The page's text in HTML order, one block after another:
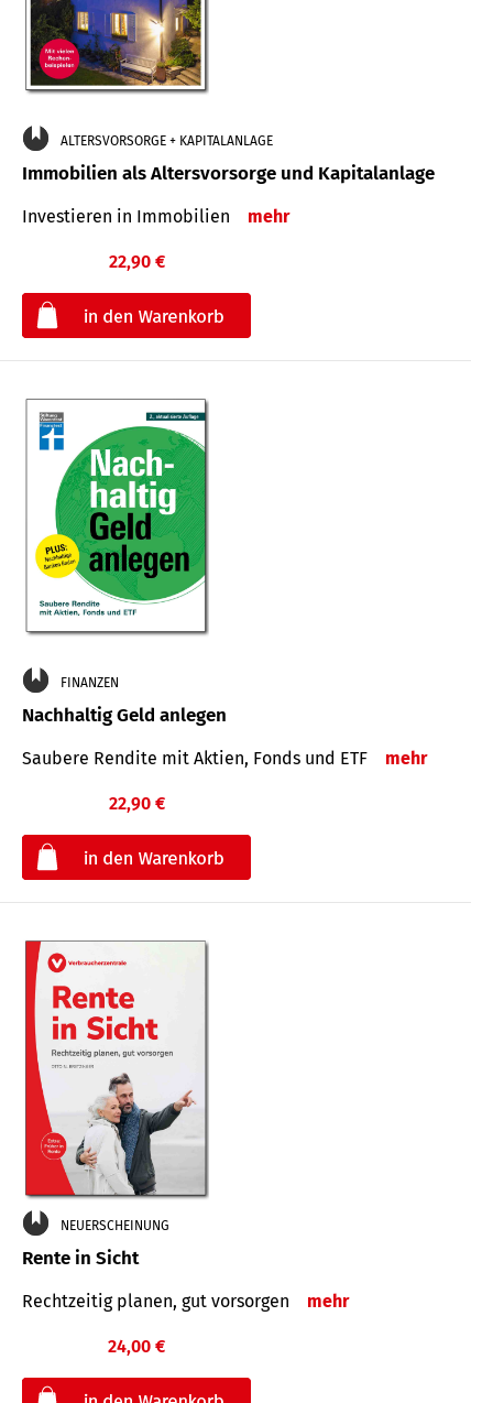
ALTERSVORSORGE + KAPITALANLAGE
Immobilien als Altersvorsorge und Kapitalanlage
Investieren in Immobilien mehr
22,90 €
FINANZEN
Nachhaltig Geld anlegen
Saubere Rendite mit Aktien, Fonds und ETF mehr
22,90 €
NEUERSCHEINUNG
Rente in Sicht
Rechtzeitig planen, gut vorsorgen mehr
24,00 €